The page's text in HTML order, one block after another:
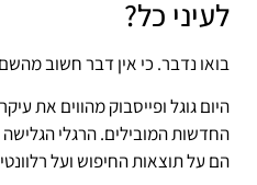
לעיני כל?
בואו נדבר. כי אין דבר חשוב
היום גוגל ופייסבוק מהווים את
החדשות המובילים. הרגלי
הם על תוצאות החיפוש ועל